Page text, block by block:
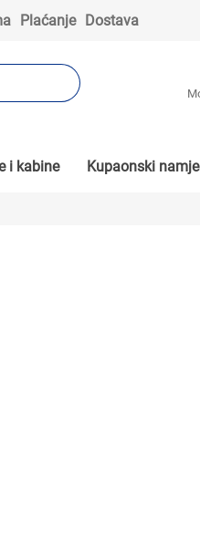
Plaćanje Dostava
i kabine Kupaonski